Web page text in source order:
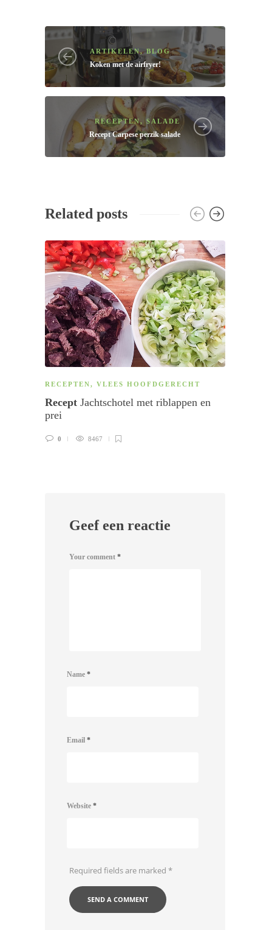
ARTIKELEN,BLOG
Koken met de airfryer!
RECEPTEN, SALADE
ReceptCarpese perzik salade
Related posts
RECEPTEN, VLEES HOOFDGERECHT
Recept Jachtschotel met riblappen en
prei
0 8467
Geef een reactie
Your comment *
Name *
Email *
Website *
Required fields are marked *